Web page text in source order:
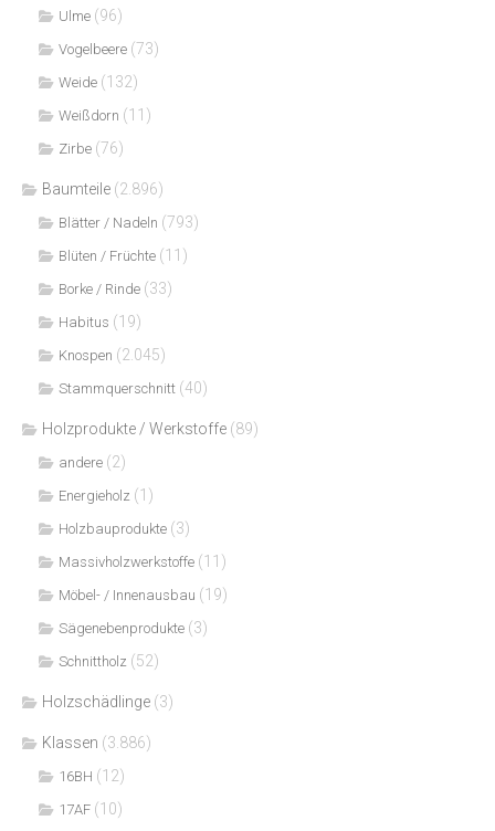
Ulme (96)
Vogelbeere (73)
Weide (132)
Weißdorn (11)
Zirbe (76)
Baumteile (2.896)
Blätter / Nadeln (793)
Blüten / Früchte (11)
Borke / Rinde (33)
Habitus (19)
Knospen (2.045)
Stammquerschnitt (40)
Holzprodukte / Werkstoffe (89)
andere (2)
Energieholz (1)
Holzbauprodukte (3)
Massivholzwerkstoffe (11)
Möbel- / Innenausbau (19)
Sägenebenprodukte (3)
Schnittholz (52)
Holzschädlinge (3)
Klassen (3.886)
16BH (12)
17AF (10)